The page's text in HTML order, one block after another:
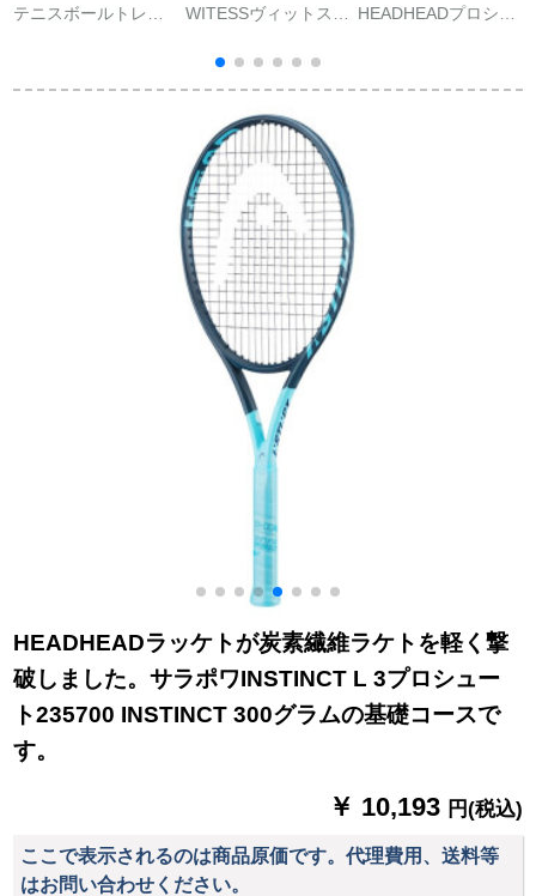
テニスボールトレー
ケットボールのバケ
WITESSヴィットス/
男女初心者全面型(既
ガト付き)W-5304赤
HEADHEADプロシュ
素繊維S版95面295 g
HEADHEADラッケトが炭素繊維ラケトを軽く撃
破しました。サラポワINSTINCT L 3プロシュー
ト235700 INSTINCT 300グラムの基礎コースで
す。
￥ 10,193 円(税込)
ここで表示されるのは商品原価です。代理費用、送料等
はお問い合わせください。